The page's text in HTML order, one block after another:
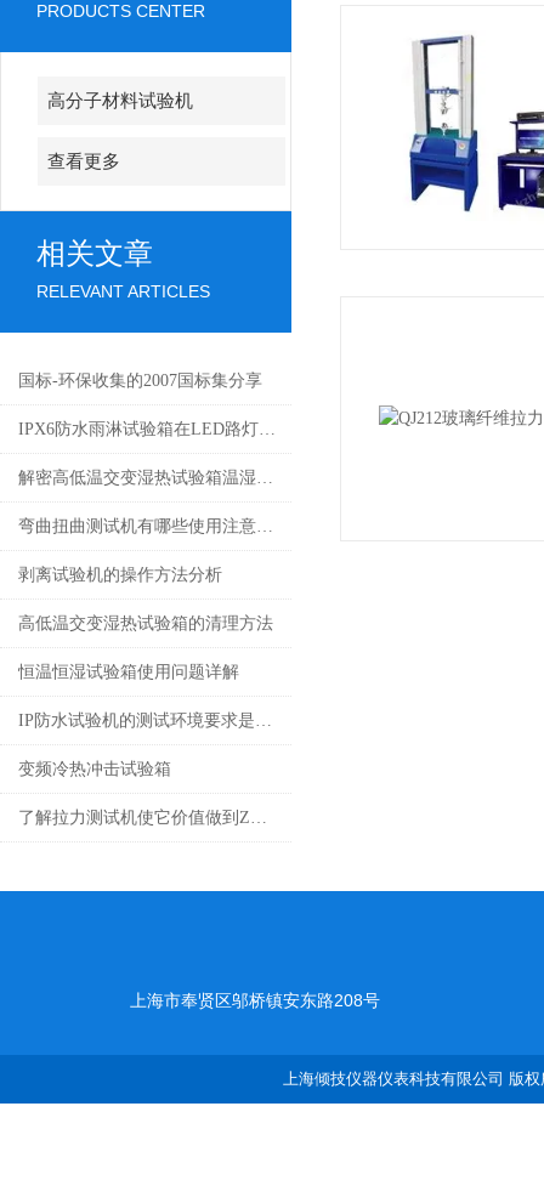
PRODUCTS CENTER
高分子材料试验机
查看更多
相关文章
RELEVANT ARTICLES
国标-环保收集的2007国标集分享
IPX6防水雨淋试验箱在LED路灯外壳防水检测中的应用
解密高低温交变湿热试验箱温湿度曲线图！
弯曲扭曲测试机有哪些使用注意事项
剥离试验机的操作方法分析
高低温交变湿热试验箱的清理方法
恒温恒湿试验箱使用问题详解
IP防水试验机的测试环境要求是什么？
变频冷热冲击试验箱
了解拉力测试机使它价值做到Z大化
上海市奉贤区邬桥镇安东路208号
上海倾技仪器仪表科技有限公司 版